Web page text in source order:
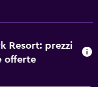
Le pulizie
è possibile
Resort: prezzi
offerte